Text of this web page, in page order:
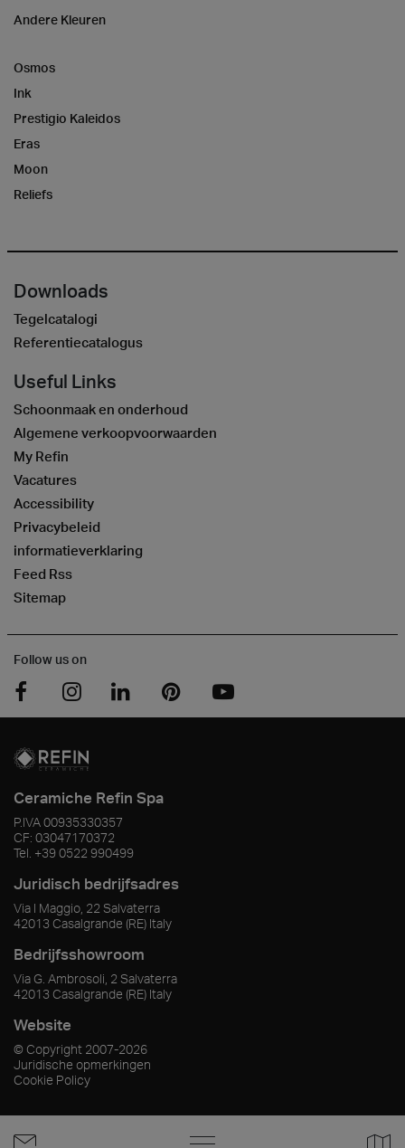
Andere Kleuren
Osmos
Ink
Prestigio Kaleidos
Eras
Moon
Reliefs
Downloads
Tegelcatalogi
Referentiecatalogus
Useful Links
Schoonmaak en onderhoud
Algemene verkoopvoorwaarden
My Refin
Vacatures
Accessibility
Privacybeleid
informatieverklaring
Feed Rss
Sitemap
Follow us on
Ceramiche Refin Spa
P.IVA00935330357
CF: 03047170372
Tel. +39 0522 990499
Juridisch bedrijfsadres
Via I Maggio, 22 Salvaterra
42013 Casalgrande (RE) Italy
Bedrijfsshowroom
Via G. Ambrosoli, 2 Salvaterra
42013 Casalgrande (RE) Italy
Website
© Copyright 2007-2026
Juridische opmerkingen
Cookie Policy